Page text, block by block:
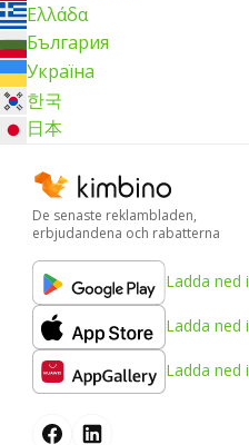
Ελλάδα
България
Україна
한국
日本
De senaste reklambladen,
erbjudandena och rabatterna
Ladda ned i
Ladda ned i
Ladda ned i